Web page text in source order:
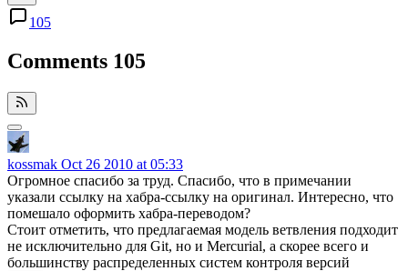
105
Comments 105
kossmak Oct 26 2010 at 05:33
Огромное спасибо за труд. Спасибо, что в примечании
указали ссылку на хабра-ссылку на оригинал. Интересно, что
помешало оформить хабра-переводом?
Стоит отметить, что предлагаемая модель ветвления подходит
не исключительно для Git, но и Mercurial, а скорее всего и
большинству распределенных систем контроля версий